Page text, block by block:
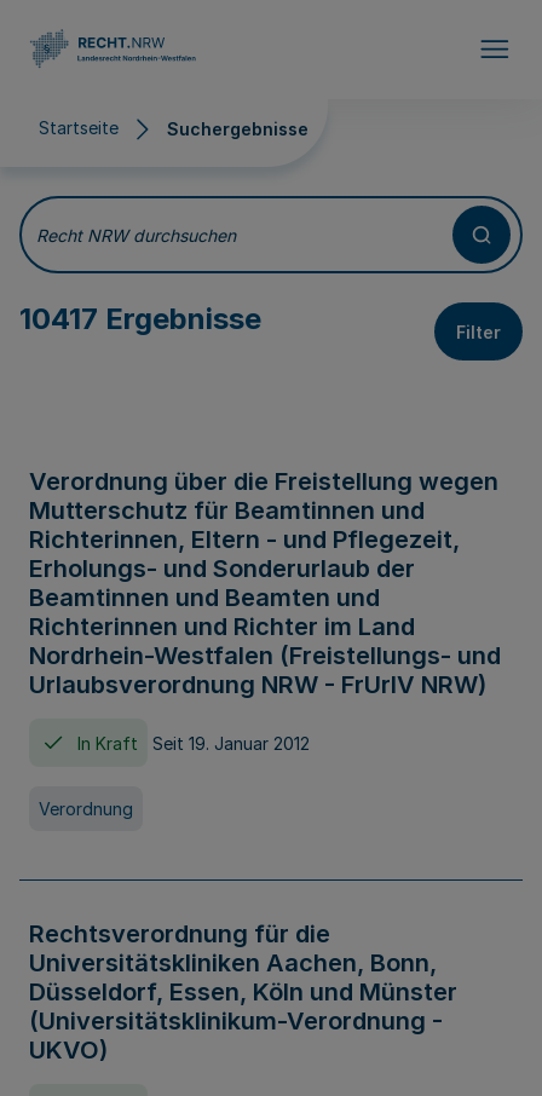
Startseite Suchergebnisse
Suchergebnisse
Recht NRW durchsuchen
10417 Ergebnisse Filter
Verordnung über die Freistellung wegen
Mutterschutz für Beamtinnen und
Richterinnen, Eltern - und Pflegezeit,
Erholungs- und Sonderurlaub der
Beamtinnen und Beamten und
Richterinnen und Richter im Land
Nordrhein-Westfalen (Freistellungs- und
Urlaubsverordnung NRW - FrUrlV NRW)
In Kraft Seit 19. Januar 2012
Verordnung
Rechtsverordnung für die
Universitätskliniken Aachen, Bonn,
Düsseldorf, Essen, Köln und Münster
(Universitätsklinikum-Verordnung -
UKVO)